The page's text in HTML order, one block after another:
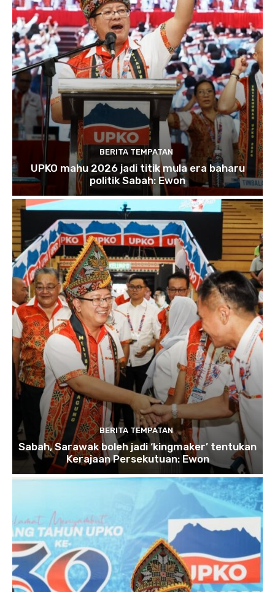
BERITA TEMPATAN
UPKO mahu 2026 jadi titik mula era baharu
politik Sabah: Ewon
BERITA TEMPATAN
Sabah, Sarawak boleh jadi ‘kingmaker’ tentukan
Kerajaan Persekutuan: Ewon